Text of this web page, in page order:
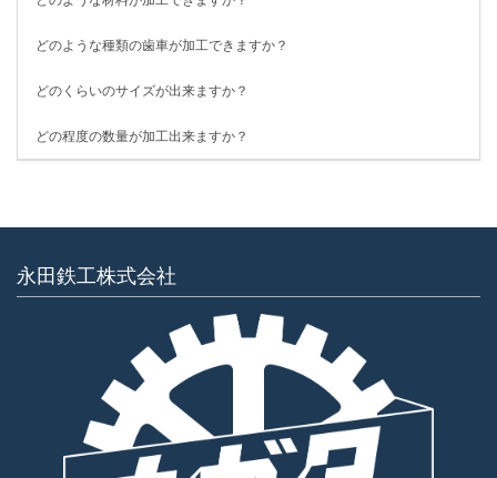
どのような種類の歯車が加工できますか？
どのくらいのサイズが出来ますか？
どの程度の数量が加工出来ますか？
永田鉄工株式会社